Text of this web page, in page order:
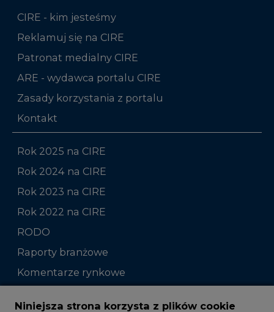
CIRE - kim jesteśmy
Reklamuj się na CIRE
Patronat medialny CIRE
ARE - wydawca portalu CIRE
Zasady korzystania z portalu
Kontakt
Rok 2025 na CIRE
Rok 2024 na CIRE
Rok 2023 na CIRE
Rok 2022 na CIRE
RODO
Raporty branżowe
Komentarze rynkowe
Zmiany kadrowe na rynku
Niniejsza strona korzysta z plików cookie